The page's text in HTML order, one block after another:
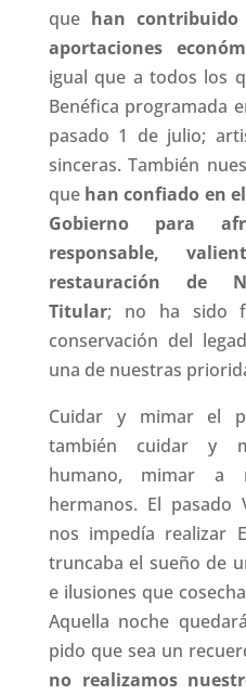
que han
aportaciones
igual que a todos los
Benéfica programada
pasado 1 de julio;
sinceras. También
que han confiado en
Gobierno para
responsable,
restauración de
Titular; no ha sido
conservación del
una de nuestras
Cuidar y mimar el
también cuidar y
humano, mimar a
hermanos. El pasado
nos impedía realizar
truncaba el sueño de
e ilusiones que
Aquella noche
pido que sea un
no realizamos